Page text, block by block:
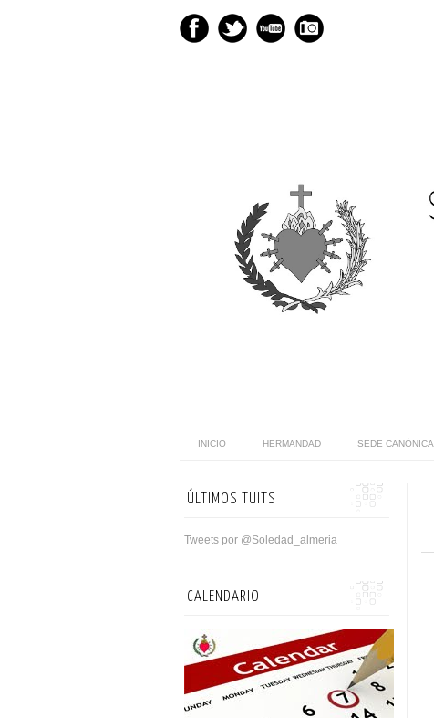
INICIO HERMANDAD SEDE CANÓNICA
ÚLTIMOS TUITS
Tweets por @Soledad_almeria
CALENDARIO